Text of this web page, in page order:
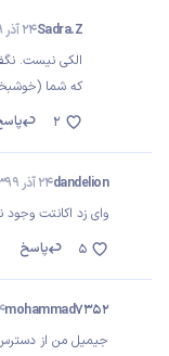
Sadra.Z24 آذر 1399
الکی نیست.
که شما
2
dandelion24 آذر 1399
وای زد اکانتت وجود
پاسخ
5
mohammad7352
جیمیل من از